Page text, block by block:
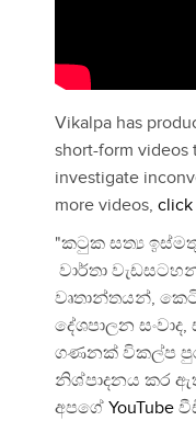
Vikalpa has
short-form videos
investigate
more videos, click
"කටුක සත්‍ය
වාර්තා
වෘතාන්තයන්,
දේශපාලන
ගණනක් විකල්ප
නිශ්පාදනය කර
අපගේ YouTube